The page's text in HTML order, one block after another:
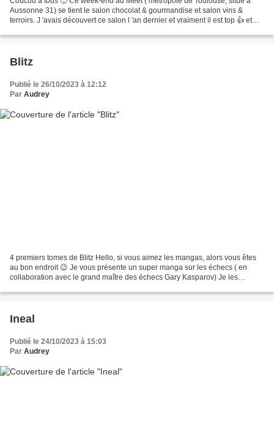
Aussonne 31) se tient le salon chocolat & gourmandise et salon vins &
terroirs. J 'avais découvert ce salon l 'an dernier et vraiment il est top 👍 et
Blitz
Publié le 26/10/2023 à 12:12
Par Audrey
4 premiers tomes de Blitz Hello, si vous aimez les mangas, alors vous êtes
au bon endroit 😉 Je vous présente un super manga sur les échecs ( en
collaboration avec le grand maître des échecs Gary Kasparov) Je les
Ineal
Publié le 24/10/2023 à 15:03
Par Audrey